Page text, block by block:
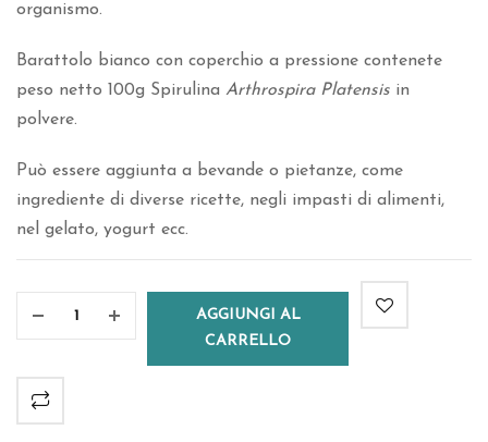
organismo.
Barattolo bianco con coperchio a pressione contenete
peso netto 100g Spirulina Arthrospira Platensis in
polvere.
Può essere aggiunta a bevande o pietanze, come
ingrediente di diverse ricette, negli impasti di alimenti,
nel gelato, yogurt ecc.
AGGIUNGI AL
CARRELLO